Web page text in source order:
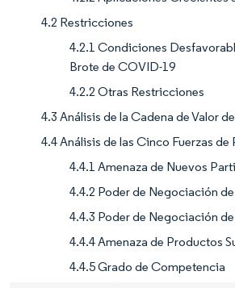
4.2 Restricciones
4.2.1 Condiciones
Brote de COVID-19
4.2.2 Otras Restricciones
4.3 Análisis de la Cadena de Valor
4.4 Análisis de las Cinco Fuerzas de
4.4.1 Amenaza de Nuevos
4.4.2 Poder de Negociación
4.4.3 Poder de Negociación
4.4.4 Amenaza de Productos
4.4.5 Grado de Competencia